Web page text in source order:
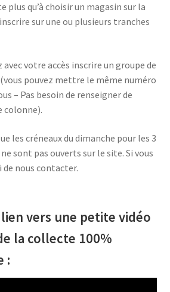
plus qu’à choisir un magasin sur la
sur une ou plusieurs tranches
avec votre accès inscrire un groupe de
pouvez mettre le même numéro
– Pas besoin de renseigner de
colonne).
les créneaux du dimanche pour les 3
sont pas ouverts sur le site. Si vous
nous contacter.
vers une petite vidéo
la collecte 100%
: